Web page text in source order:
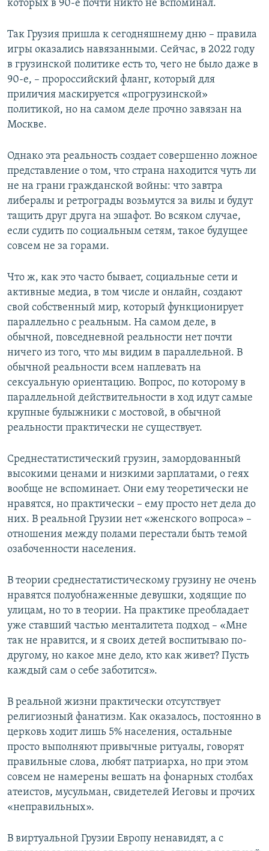
которых в 90-е почти никто не вспоминал.
Так Грузия пришла к сегодняшнему дню – правила
игры оказались навязанными. Сейчас, в 2022 году
в грузинской политике есть то, чего не было даже в
90-е, – пророссийский фланг, который для
приличия маскируется «прогрузинской»
политикой, но на самом деле прочно завязан на
Москве.
Однако эта реальность создает совершенно ложное
представление о том, что страна находится чуть ли
не на грани гражданской войны: что завтра
либералы и ретрограды возьмутся за вилы и будут
тащить друг друга на эшафот. Во всяком случае,
если судить по социальным сетям, такое будущее
совсем не за горами.
Что ж, как это часто бывает, социальные сети и
активные медиа, в том числе и онлайн, создают
свой собственный мир, который функционирует
параллельно с реальным. На самом деле, в
обычной, повседневной реальности нет почти
ничего из того, что мы видим в параллельной. В
обычной реальности всем наплевать на
сексуальную ориентацию. Вопрос, по которому в
параллельной действительности в ход идут самые
крупные булыжники с мостовой, в обычной
реальности практически не существует.
Среднестатистический грузин, замордованный
высокими ценами и низкими зарплатами, о геях
вообще не вспоминает. Они ему теоретически не
нравятся, но практически – ему просто нет дела до
них. В реальной Грузии нет «женского вопроса» –
отношения между полами перестали быть темой
озабоченности населения.
В теории среднестатистическому грузину не очень
нравятся полуобнаженные девушки, ходящие по
улицам, но то в теории. На практике преобладает
уже ставший частью менталитета подход – «Мне
так не нравится, и я своих детей воспитываю по-
другому, но какое мне дело, кто как живет? Пусть
каждый сам о себе заботится».
В реальной жизни практически отсутствует
религиозный фанатизм. Как оказалось, постоянно в
церковь ходит лишь 5% населения, остальные
просто выполняют привычные ритуалы, говорят
правильные слова, любят патриарха, но при этом
совсем не намерены вешать на фонарных столбах
атеистов, мусульман, свидетелей Иеговы и прочих
«неправильных».
В виртуальной Грузии Европу ненавидят, а с